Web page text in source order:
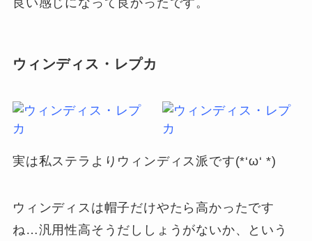
良い感じになって良かったです。
ウィンディス・レプカ
実は私ステラよりウィンディス派です(*‘ω‘ *)
ウィンディスは帽子だけやたら高かったです
ね…汎用性高そうだししょうがないか、という